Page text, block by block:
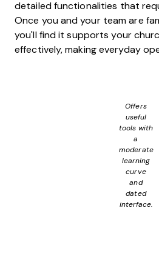
detailed functionalities that
Once you and your team are
you'll find it supports your
effectively, making everyday
Offers
useful
tools with
a
moderate
learning
curve
and
dated
interface.